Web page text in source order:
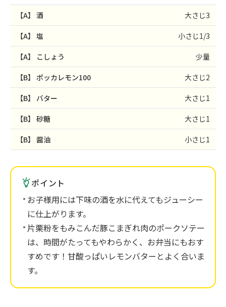
【A】 酒 大さじ3
【A】 塩 小さじ1/3
【A】 こしょう 少量
【B】 ポッカレモン100 大さじ2
【B】 バター 大さじ1
【B】 砂糖 大さじ1
【B】 醤油 小さじ1
ポイント
お子様用には下味の酒を水に代えてもジューシー
に仕上がります。
片栗粉をもみこんだ豚こまぎれ肉のポークソテー
は、時間がたってもやわらかく、お弁当にもおす
すめです！甘酸っぱいレモンバターとよく合いま
す。